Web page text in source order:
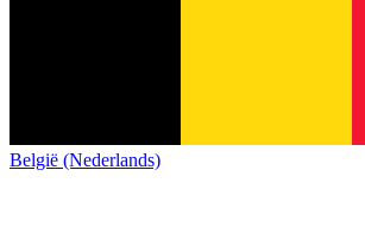
België (Nederlands)